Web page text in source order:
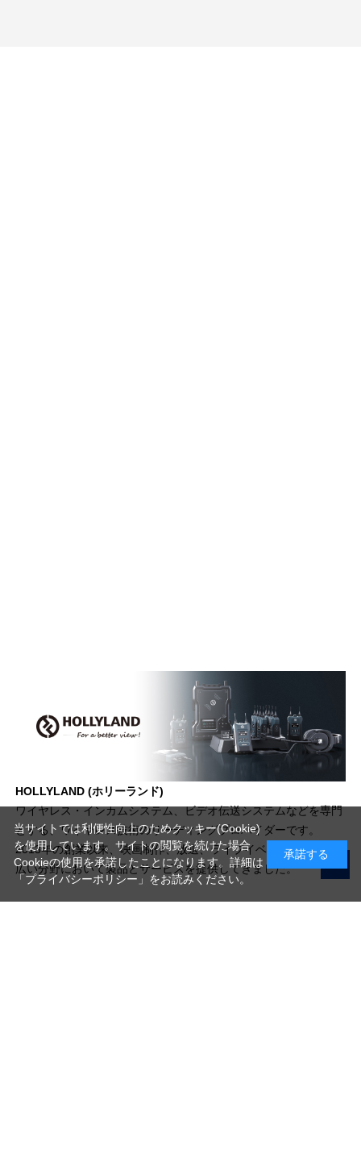
HOLLYLAND (ホリーランド)
ワイヤレス・インカムシステム、ビデオ伝送システムなどを専門
とする、ワイヤレス技術のリーディングプロバイダーです。
2013年の創業以来、映画制作、放送、ライブイベントなど、幅
広い分野において製品とサービスを提供してきました。
当サイトでは利便性向上のためクッキー(Cookie)
を使用しています。サイトの閲覧を続けた場合
Cookieの使用を承諾したことになります。詳細は
「プライバシーポリシー」 をお読みください。
承諾する